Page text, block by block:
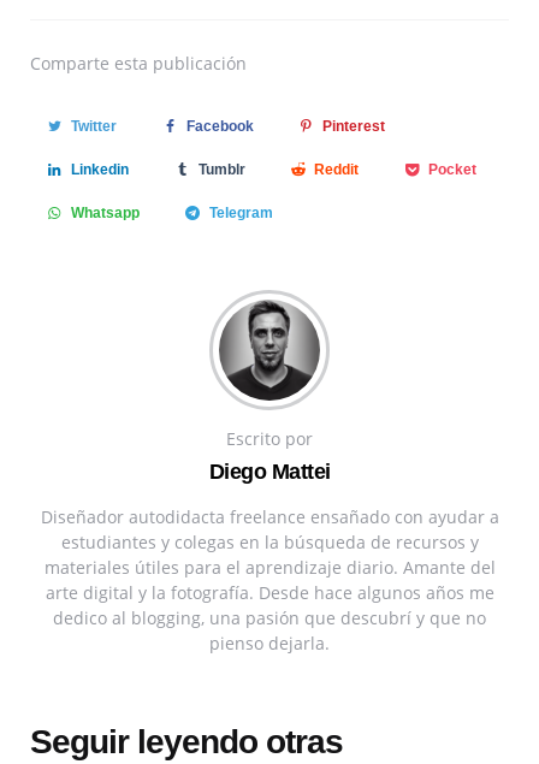
Comparte esta publicación
Twitter Facebook Pinterest
Linkedin Tumblr Reddit Pocket
Whatsapp Telegram
Escrito por
Diego Mattei
Diseñador autodidacta freelance ensañado con ayudar a
estudiantes y colegas en la búsqueda de recursos y
materiales útiles para el aprendizaje diario. Amante del
arte digital y la fotografía. Desde hace algunos años me
dedico al blogging, una pasión que descubrí y que no
pienso dejarla.
Seguir leyendo otras